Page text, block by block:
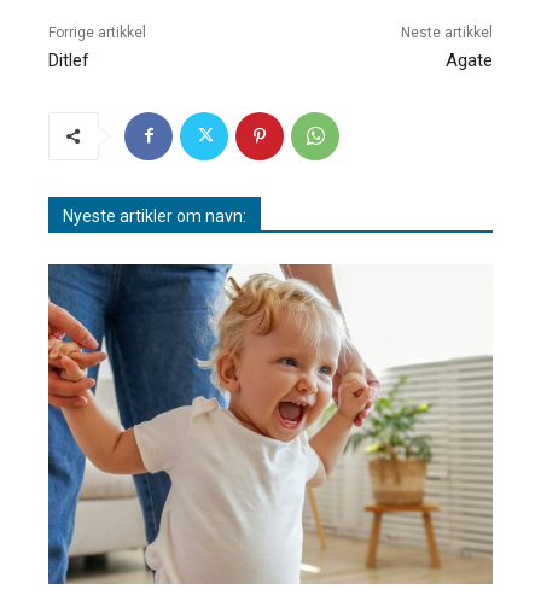
Forrige artikkel
Ditlef
Neste artikkel
Agate
Nyeste artikler om navn: